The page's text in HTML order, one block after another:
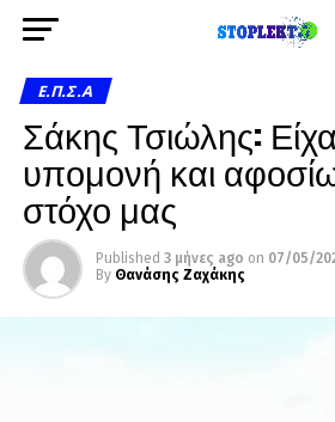
Ε.Π.Σ.Α
Σάκης Τσιώλης:
υπομονή και
στόχο μας
Published 3 μήνες ago on 07/05/
By Θανάσης Ζαχάκης